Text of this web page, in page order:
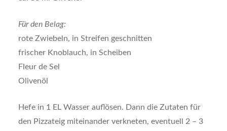
Für den Belag:
rote Zwiebeln, in Streifen geschnitten
frischer Knoblauch, in Scheiben
Fleur de Sel
Olivenöl
Hefe in 1 EL Wasser auflösen. Dann die Zutaten für
den Pizzateig miteinander verkneten, eventuell 2 – 3